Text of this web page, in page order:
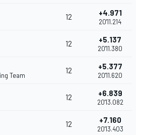
12 +4.971
20'11.214
12 +5.137
20'11.380
Team
12 +5.377
20'11.620
12 +6.839
20'13.082
12 +7.160
20'13.403